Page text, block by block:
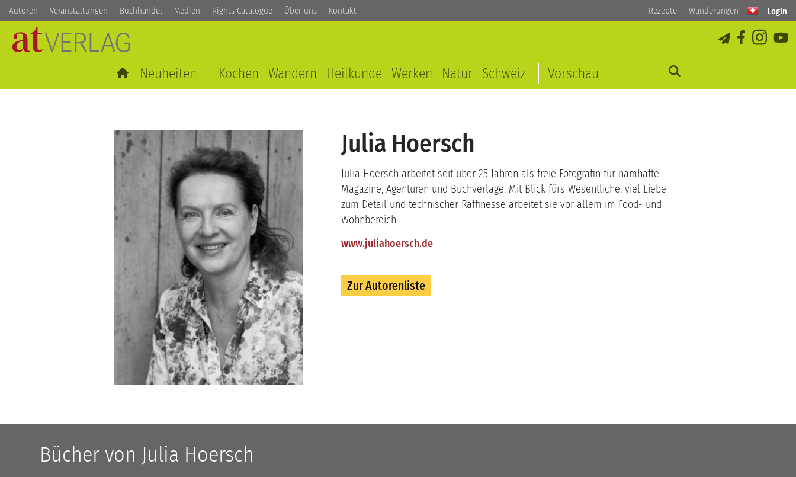
Autoren Veranstaltungen Buchhandel Medien Rights Catalogue Über uns Kontakt Rezepte Wanderungen Login
Neuheiten Kochen Wandern Heilkunde Werken Natur Schweiz Vorschau
Julia Hoersch
Julia Hoersch arbeitet seit über 25 Jahren als freie Fotografin für namhafte
Magazine, Agenturen und Buchverlage. Mit Blick fürs Wesentliche, viel Liebe
zum Detail und technischer Raffinesse arbeitet sie vor allem im Food- und
Wohnbereich.
www.juliahoersch.de
Zur Autorenliste
Bücher von Julia Hoersch